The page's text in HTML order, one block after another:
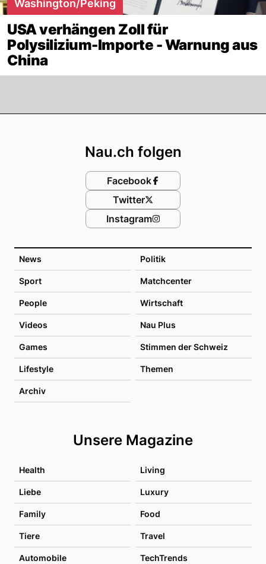
Washington/Peking
USA verhängen Zoll für
Polysilizium-Importe - Warnung aus
China
News Politik
Sport Matchcenter
People Wirtschaft
Videos Nau Plus
Games Stimmen der Schweiz
Lifestyle Themen
Archiv
Unsere Magazine
Health Living
Liebe Luxury
Family Food
Tiere Travel
Automobile TechTrends
Nau.ch folgen
Facebook
Twitter
Instagram